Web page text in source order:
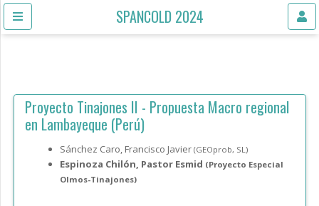
SPANCOLD 2024
Proyecto Tinajones II - Propuesta Macro regional
en Lambayeque (Perú)
Sánchez Caro, Francisco Javier (GEOprob, SL)
Espinoza Chilón, Pastor Esmid (Proyecto Especial
Olmos-Tinajones)